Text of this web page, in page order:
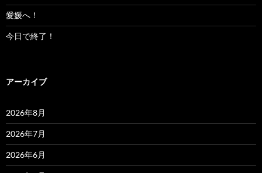
愛媛へ！
今日で終了！
アーカイブ
2026年8月
2026年7月
2026年6月